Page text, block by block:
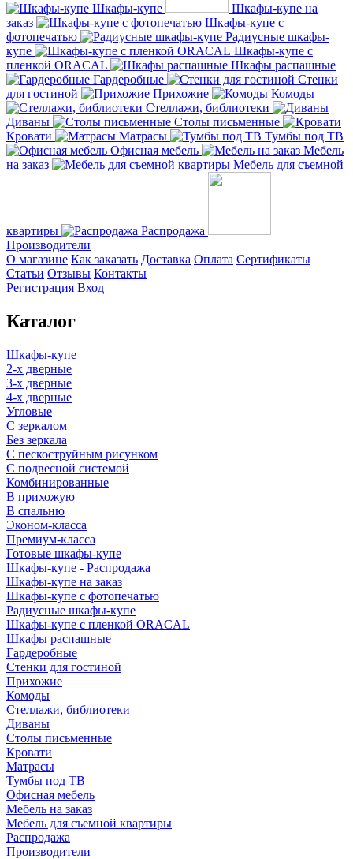
Шкафы-купе
Шкафы-купе на
заказ
Шкафы-купе с
фотопечатью
Радиусные шкафы-
купе
Шкафы-купе с
пленкой ORACAL
Шкафы распашные
Гардеробные
Стенки
для гостиной
Прихожие
Комоды
Стеллажи, библиотеки
Диваны
Столы письменные
Кровати
Матрасы
Тумбы под ТВ
Офисная мебель
Мебель
на заказ
Мебель для съемной
квартиры
Распродажа
Производители
О магазине Как заказать Доставка Оплата Сертификаты
Статьи Отзывы Контакты
Регистрация Вход
Каталог
Шкафы-купе
2-х дверные
3-х дверные
4-х дверные
Угловые
С зеркалом
Без зеркала
С пескоструйным рисунком
С подвесной системой
Комбинированные
В прихожую
В спальню
Эконом-класса
Премиум-класса
Готовые шкафы-купе
Шкафы-купе - Распродажа
Шкафы-купе на заказ
Шкафы-купе с фотопечатью
Радиусные шкафы-купе
Шкафы-купе с пленкой ORACAL
Шкафы распашные
Гардеробные
Стенки для гостиной
Прихожие
Комоды
Стеллажи, библиотеки
Диваны
Столы письменные
Кровати
Матрасы
Тумбы под ТВ
Офисная мебель
Мебель на заказ
Мебель для съемной квартиры
Распродажа
Производители